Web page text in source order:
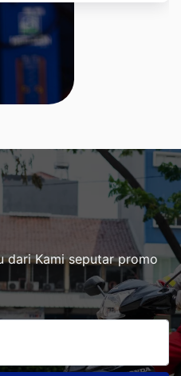
dari Kami seputar promo